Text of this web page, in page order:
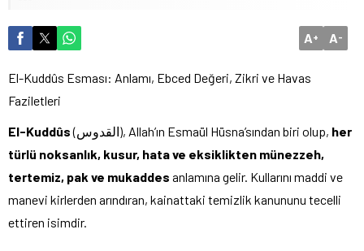
A+ A-
El-Kuddûs Esması: Anlamı, Ebced Değeri, Zikri ve Havas
Faziletleri
El-Kuddûs
(القدوس), Allah’ın Esmaül Hüsna’sından biri olup, her
türlü noksanlık, kusur, hata ve eksiklikten münezzeh,
tertemiz, pak ve mukaddes anlamına gelir. Kullarını maddi ve
manevi kirlerden arındıran, kainattaki temizlik kanununu tecelli
ettiren isimdir.